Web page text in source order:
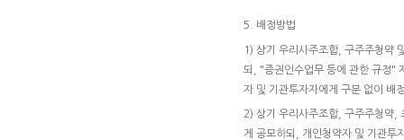
5. 배정방법
1) 상기 우리사주조합, 구주주청약
되, "증권인수업무 등에 관한 규정"
자 및 기관투자자에게 구분 없이 배
2) 상기 우리사주조합, 구주주청약,
게 공모하되, 개인청약자 및 기관투